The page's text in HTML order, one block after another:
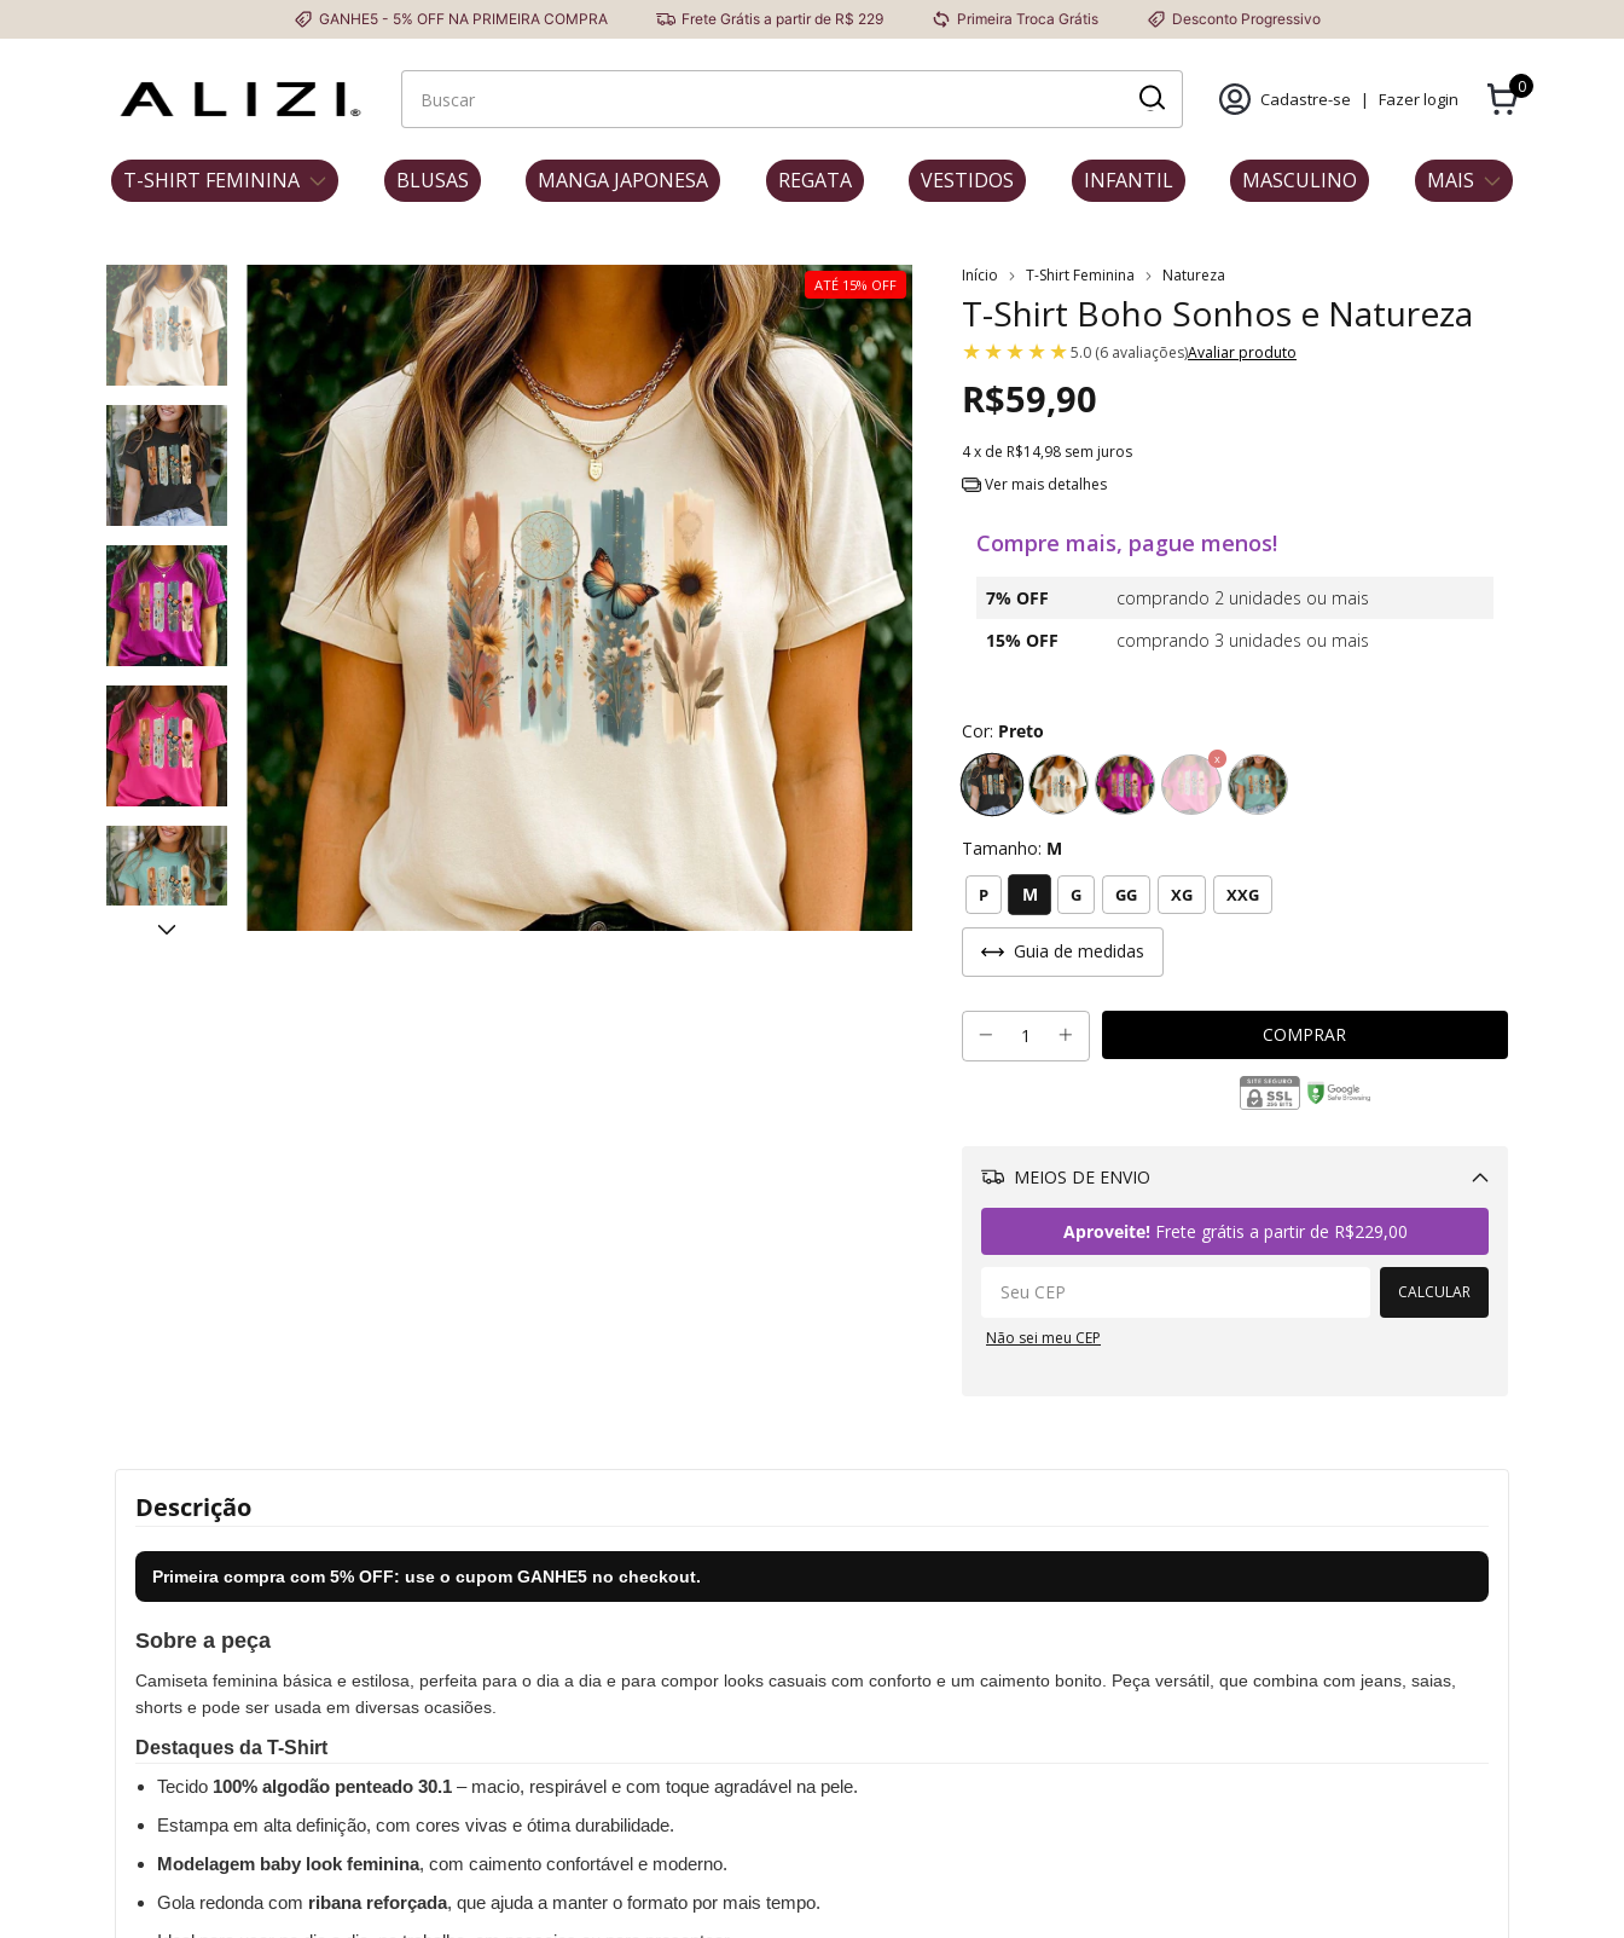
GANHE5 - 5% OFF NA PRIMEIRA COMPRA Frete Grátis a partir de R$ 229 Primeira Troca Grátis Desconto Progressivo
Cadastre-se | Fazer login
0
T-SHIRT FEMININA BLUSAS MANGA JAPONESA REGATA VESTIDOS INFANTIL MASCULINO MAIS
ATÉ 15% OFF Início T-Shirt Feminina Natureza
T-Shirt Boho Sonhos e Natureza
5.0 (6 avaliações)Avaliar produto
R$59,90
4x de R$14,98 sem juros
Ver mais detalhes
Compre mais, pague menos!
7% OFF
comprando 2 unidades ou mais
15% OFF
comprando 3 unidades ou mais
Cor: Preto
Tamanho: M
P M G GG XG XXG
Guia de medidas
MEIOS DE ENVIO
Aproveite!Frete grátis a partir de R$229,00
CALCULAR
Não sei meu CEP
Descrição
Primeira compra com 5% OFF: use o cupom GANHE5 no checkout.
Sobre a peça
Camiseta feminina básica e estilosa, perfeita para o dia a dia e para compor looks casuais com conforto e um caimento bonito. Peça versátil, que combina com jeans, saias,
shorts e pode ser usada em diversas ocasiões.
Destaques da T-Shirt
Tecido 100% algodão penteado 30.1 – macio, respirável e com toque agradável na pele.
Estampa em alta definição, com cores vivas e ótima durabilidade.
Modelagem baby look feminina, com caimento confortável e moderno.
Gola redonda com ribana reforçada, que ajuda a manter o formato por mais tempo.